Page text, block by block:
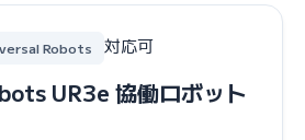
Robots 対応可
UR3e 協働ロボット